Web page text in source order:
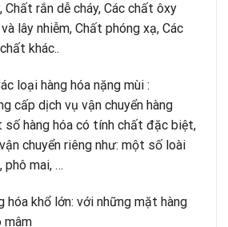
Chất rắn dễ cháy, Các chất ôxy
lây nhiễm, Chất phóng xạ, Các
khác..
hàng hóa nặng mùi :
cấp dịch vụ vận chuyển hàng
hàng hóa có tính chất đặc biệt,
chuyển riêng như: một số loài
phô mai, …
khổ lớn: với những mặt hàng
mâm